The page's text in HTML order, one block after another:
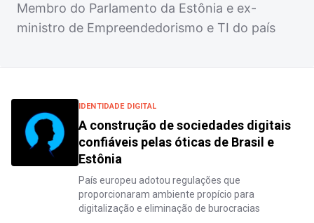
Membro do Parlamento da Estônia e ex-
ministro de Empreendedorismo e TI do país
IDENTIDADE DIGITAL
A construção de sociedades digitais
confiáveis pelas óticas de Brasil e
Estônia
País europeu adotou regulações que
proporcionaram ambiente propício para
digitalização e eliminação de burocracias